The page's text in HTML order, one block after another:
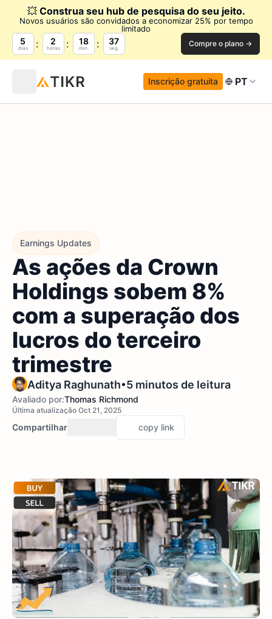
💥 Construa seu hub de pesquisa do seu jeito.
Novos usuários são convidados a economizar 25% por tempo
limitado
5
dias
2
horas
18
min.
37
seg. Compre o plano →
Inscrição gratuita PT
Earnings Updates
As ações da Crown
Holdings sobem 8%
com a superação dos
lucros do terceiro
trimestre
Aditya Raghunath•5 minutos de leitura
Avaliado por:Thomas Richmond
Última atualização Oct 21, 2025
Compartilhar copy link